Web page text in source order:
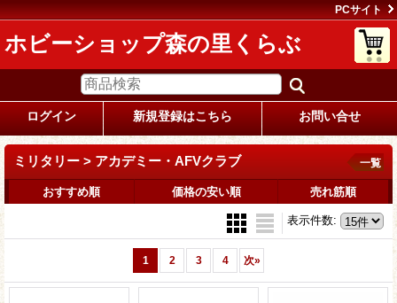
PCサイト
ホビーショップ森の里くらぶ
ログイン 新規登録はこちら お問い合せ
ミリタリー > アカデミー・AFVクラブ 一覧
おすすめ順 価格の安い順 売れ筋順
表示件数:
1 2 3 4 次»